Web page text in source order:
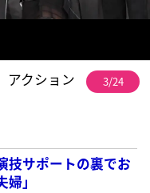
アクション
3/24
サポートの裏でお
」